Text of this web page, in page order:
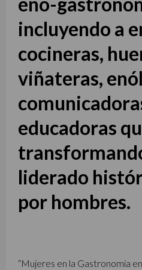
incluyendo a
cocineras,
viñateras,
educadoras
liderado
por hombres.
“Mujeres en la Gastronomía